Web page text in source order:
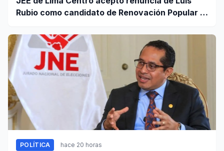
Rubio como candidato de Renovación Popular a
POLÍTICA hace 20 horas